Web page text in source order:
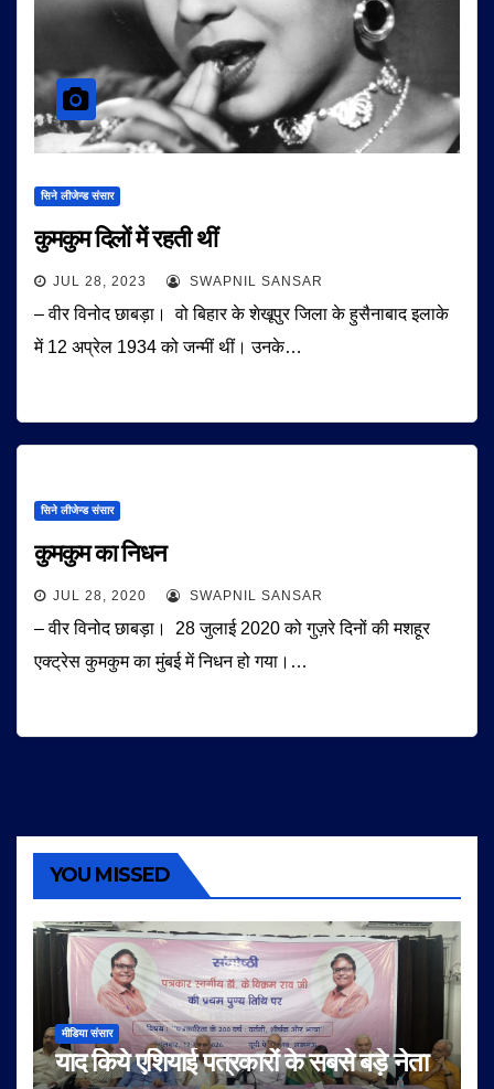
सिने लीजेन्ड संसार
कुमकुम दिलों में रहती थीं
JUL 28, 2023 SWAPNIL SANSAR
– वीर विनोद छाबड़ा। वो बिहार के शेखूपुर जिला के हुसैनाबाद इलाके
में 12 अप्रेल 1934 को जन्मीं थीं। उनके…
सिने लीजेन्ड संसार
कुमकुम का निधन
JUL 28, 2020 SWAPNIL SANSAR
– वीर विनोद छाबड़ा। 28 जुलाई 2020 को गुज़रे दिनों की मशहूर
एक्ट्रेस कुमकुम का मुंबई में निधन हो गया।…
YOU MISSED
मीडिया संसार
याद किये एशियाई पत्रकारों के सबसे बड़े नेता